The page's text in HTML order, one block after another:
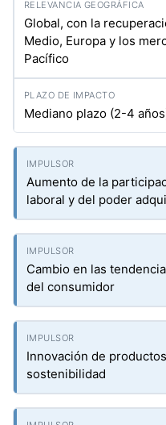
Global, con la
Medio, Europa y los
Pacífico
Mediano plazo (2-4
Aumento de la
laboral y del poder
Cambio en las
del consumidor
Innovación de
sostenibilidad